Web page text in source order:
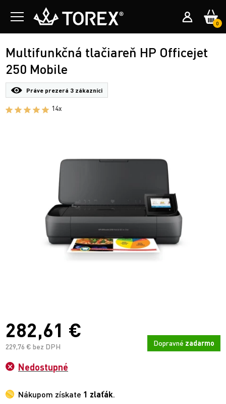
0
Multifunkčná tlačiareň HP Officejet
250 Mobile
Práve prezerá 3 zákazníci
14x
282,61 €
229,76 € bez DPH Dopravné zadarmo
Nedostupné
Nákupom získate 1 zlaťák.